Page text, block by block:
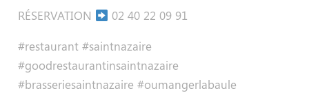
RÉSERVATION 02 40 22 09 91
#restaurant #saintnazaire
#goodrestaurantinsaintnazaire
#brasseriesaintnazaire #oumangerlabaule